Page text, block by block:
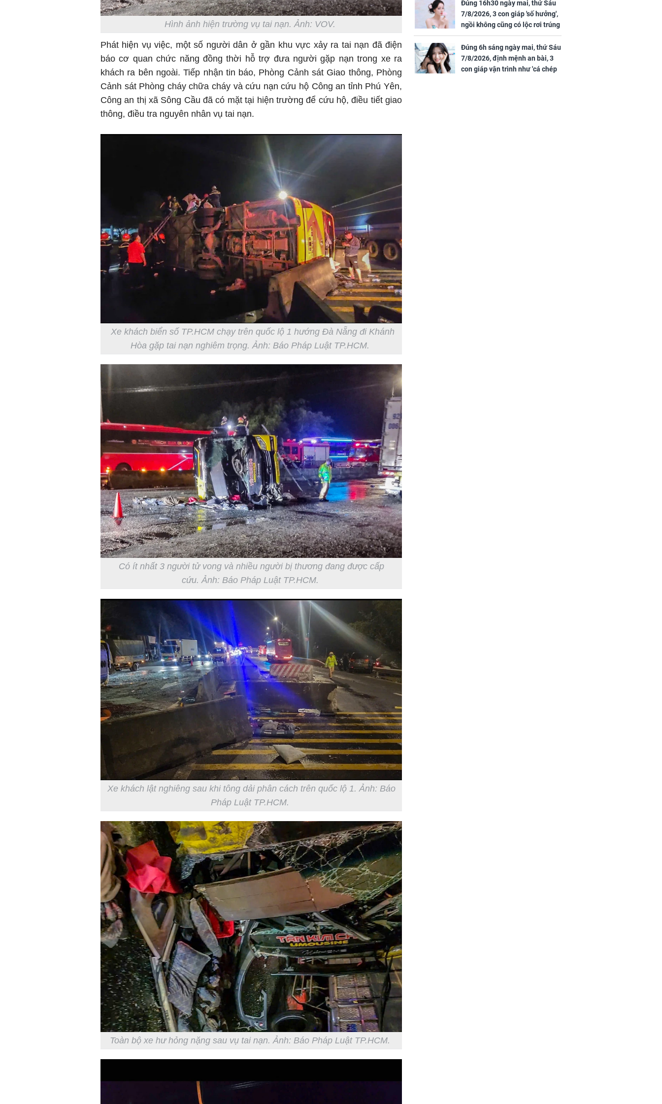
Hình ảnh hiện trường vụ tai nạn. Ảnh: VOV.
Phát hiện vụ việc, một số người dân ở gần khu vực xảy ra tai nạn đã điện
báo cơ quan chức năng đồng thời hỗ trợ đưa người gặp nạn trong xe ra
khách ra bên ngoài. Tiếp nhận tin báo, Phòng Cảnh sát Giao thông, Phòng
Cảnh sát Phòng cháy chữa cháy và cứu nạn cứu hộ Công an tỉnh Phú Yên,
Công an thị xã Sông Cầu đã có mặt tại hiện trường để cứu hộ, điều tiết giao
thông, điều tra nguyên nhân vụ tai nạn.
Xe khách biển số TP.HCM chạy trên quốc lộ 1 hướng Đà Nẵng đi Khánh
Hòa gặp tai nạn nghiêm trọng. Ảnh: Báo Pháp Luật TP.HCM.
Có ít nhất 3 người tử vong và nhiều người bị thương đang được cấp
cứu. Ảnh: Báo Pháp Luật TP.HCM.
Xe khách lật nghiêng sau khi tông dải phân cách trên quốc lộ 1. Ảnh: Báo
Pháp Luật TP.HCM.
Toàn bộ xe hư hỏng nặng sau vụ tai nạn. Ảnh: Báo Pháp Luật TP.HCM.
không đồng hành cùng
Châu Tinh Trì, Địch Lệ
Nhiệt Ba quảng bá
Đúng 16h30 ngày mai, thứ Sáu
7/8/2026, 3 con giáp 'số hưởng',
ngồi không cũng có lộc rơi trúng
đầu, vừa tránh được họa vừa có
tiền vàng
Đúng 6h sáng ngày mai, thứ Sáu
7/8/2026, định mệnh an bài, 3
con giáp vận trình như 'cá chép